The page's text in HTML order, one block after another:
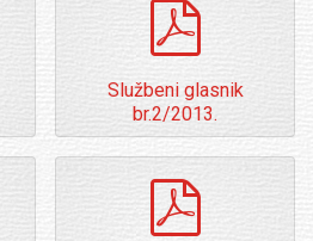
Službeni glasnik
br.2/2013.